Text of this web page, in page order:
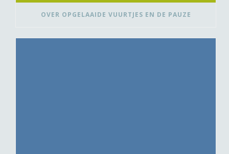
OVER OPGELAAIDE VUURTJES EN DE PAUZE